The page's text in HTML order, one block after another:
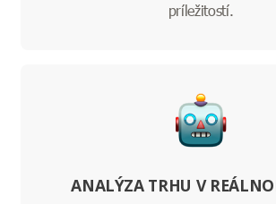
príležitostí.
ANALÝZA TRHU V